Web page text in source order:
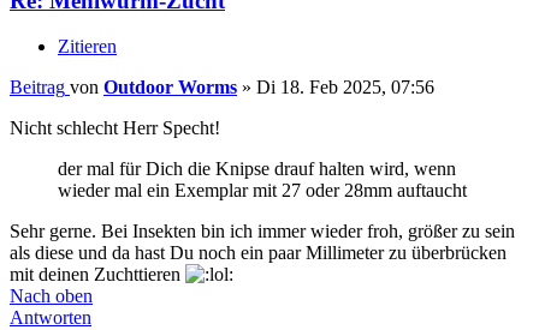
Zitieren
Beitrag von Outdoor Worms » Di 18. Feb 2025, 07:56
Nicht schlecht Herr Specht!
der mal für Dich die Knipse drauf halten wird, wenn
wieder mal ein Exemplar mit 27 oder 28mm auftaucht
Sehr gerne. Bei Insekten bin ich immer wieder froh, größer zu sein
als diese und da hast Du noch ein paar Millimeter zu überbrücken
mit deinen Zuchttieren
Nach oben
Antworten